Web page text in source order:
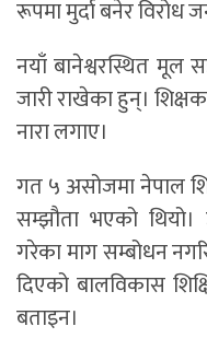
रूपमा मुर्दा बनेर विरोध
नयाँ बानेश्वरस्थित
जारी राखेका हुन्।
नारा लगाए।
गत ५ असोजमा नेपाल
सम्झौता भएको
गरेका माग सम्बोधन
दिएको बालविकास
बताइन।